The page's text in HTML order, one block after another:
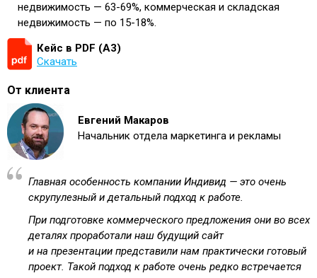
недвижимость — 63-69%, коммерческая и складская
недвижимость — по 15-18%.
Кейс в PDF (А3)
Скачать
От клиента
Евгений Макаров
Начальник отдела маркетинга и рекламы
Главная особенность компании Индивид — это очень
скрупулезный и детальный подход к работе.
При подготовке коммерческого предложения они во всех
деталях проработали наш будущий сайт
и на презентации представили нам практически готовый
проект. Такой подход к работе очень редко встречается